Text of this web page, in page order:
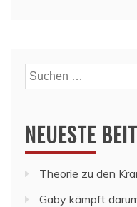
Suchen
nach:
NEUESTE
Theorie zu den
Gaby kämpft